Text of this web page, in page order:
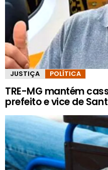
JUSTIÇA POLÍTICA
TRE-MG mantém
prefeito e vice de